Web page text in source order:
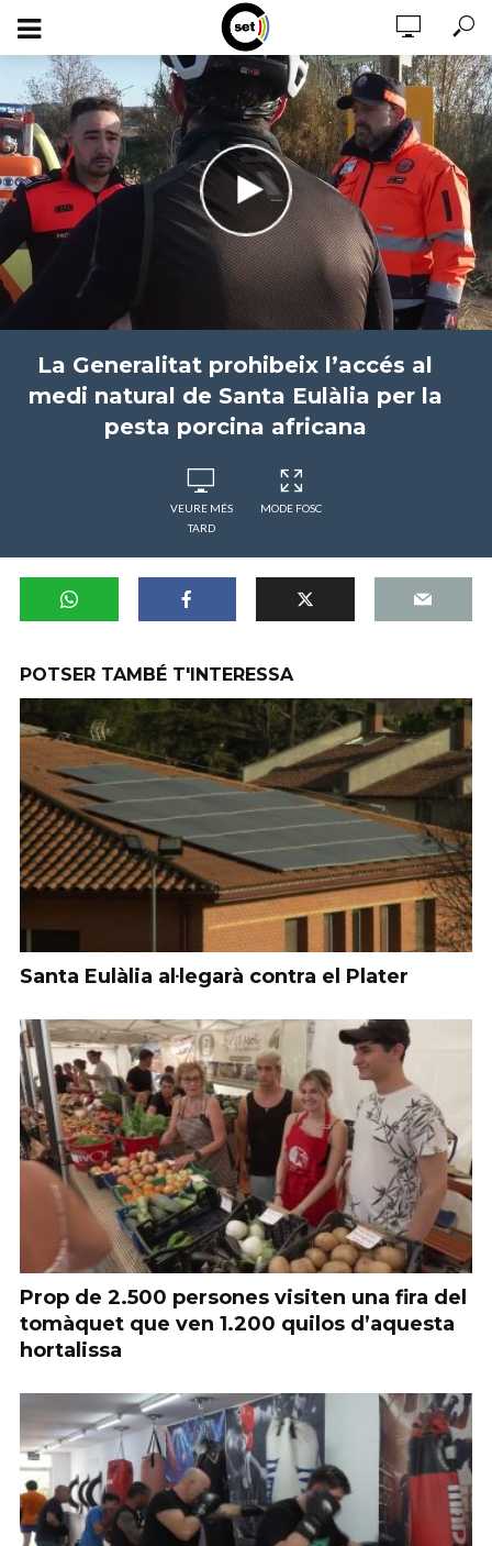
La Generalitat prohibeix l’accés al
medi natural de Santa Eulàlia per la
pesta porcina africana
VEURE MÉS
TARD
MODE FOSC
POTSER TAMBÉ T'INTERESSA
Santa Eulàlia al·legarà contra el Plater
Prop de 2.500 persones visiten una fira del
tomàquet que ven 1.200 quilos d’aquesta
hortalissa